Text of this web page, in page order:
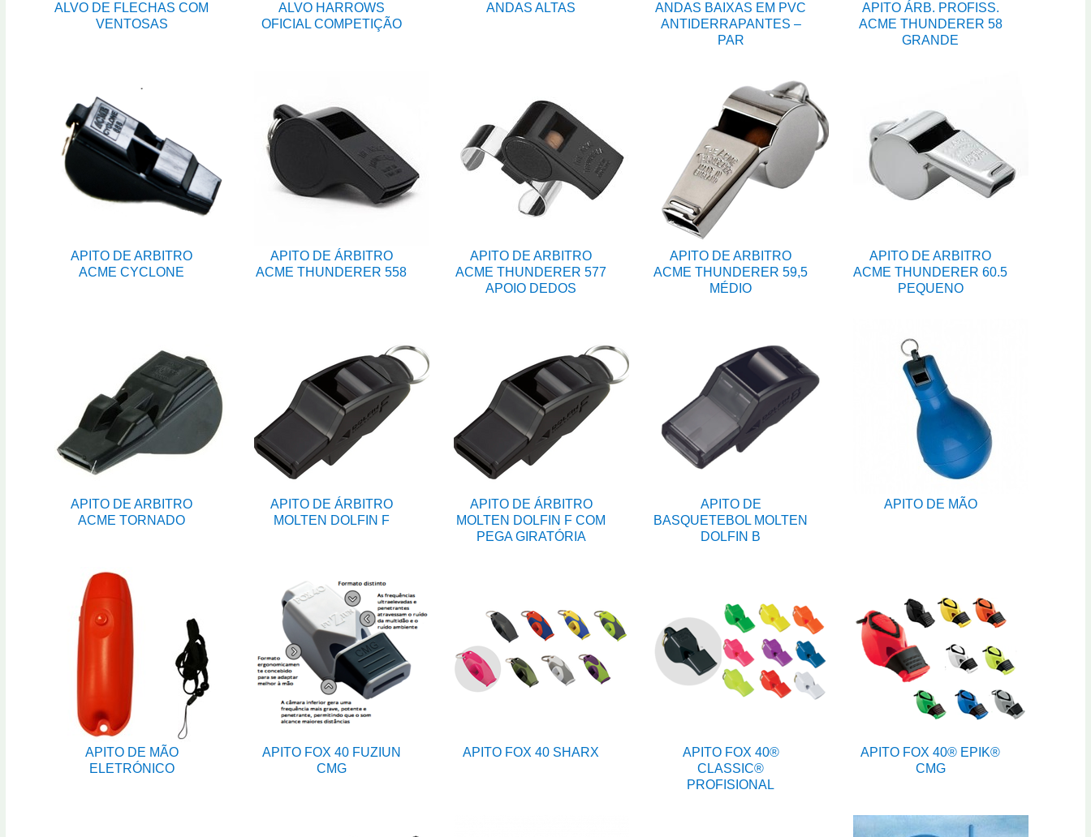
ALVO DE FLECHAS COM
VENTOSAS
ALVO HARROWS
OFICIAL COMPETIÇÃO
ANDAS ALTAS
ANDAS BAIXAS EM PVC
ANTIDERRAPANTES –
PAR
APITO ÁRB. PROFISS.
ACME THUNDERER 58
GRANDE
APITO DE ARBITRO
ACME CYCLONE
APITO DE ÁRBITRO
ACME THUNDERER 558
APITO DE ARBITRO
ACME THUNDERER 577
APOIO DEDOS
APITO DE ARBITRO
ACME THUNDERER 59,5
MÉDIO
APITO DE ARBITRO
ACME THUNDERER 60.5
PEQUENO
APITO DE ARBITRO
ACME TORNADO
APITO DE ÁRBITRO
MOLTEN DOLFIN F
APITO DE ÁRBITRO
MOLTEN DOLFIN F COM
PEGA GIRATÓRIA
APITO DE
BASQUETEBOL MOLTEN
DOLFIN B
APITO DE MÃO
APITO DE MÃO
ELETRÓNICO
APITO FOX 40 FUZIUN
CMG
APITO FOX 40 SHARX
APITO FOX 40®
CLASSIC®
PROFISIONAL
APITO FOX 40® EPIK®
CMG